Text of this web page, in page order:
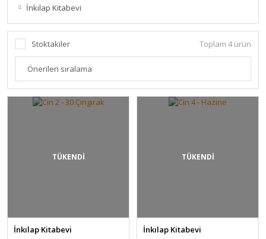
İnkılap Kitabevi
Stoktakiler Toplam 4 ürün
TÜKENDİ
İnkılap Kitabevi
TÜKENDİ
İnkılap Kitabevi